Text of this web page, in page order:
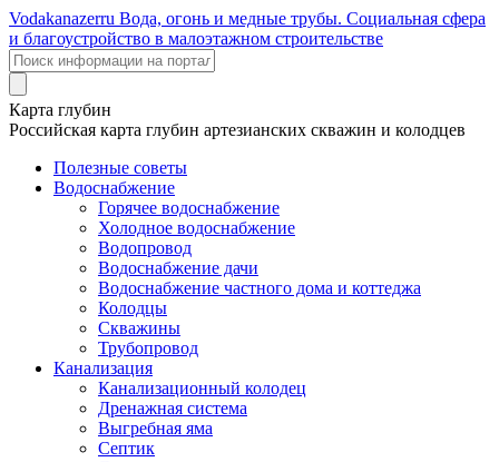
Vodakanazerru Вода, огонь и медные трубы. Социальная сфера
и благоустройство в малоэтажном строительстве
Карта глубин
Российская карта глубин артезианских скважин и колодцев
Полезные советы
Водоснабжение
Горячее водоснабжение
Холодное водоснабжение
Водопровод
Водоснабжение дачи
Водоснабжение частного дома и коттеджа
Колодцы
Скважины
Трубопровод
Канализация
Канализационный колодец
Дренажная система
Выгребная яма
Септик